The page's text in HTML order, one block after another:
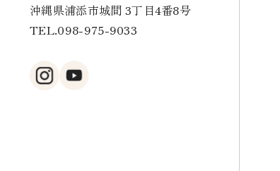
沖縄県浦添市城間 3丁目4番8号
TEL.098-975-9033